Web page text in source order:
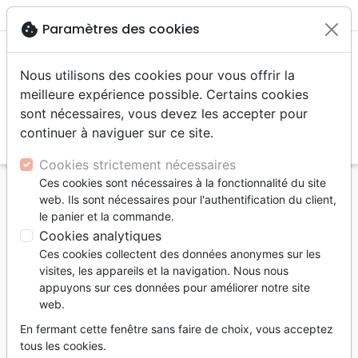
menu
Accueil Auteurs Brobbel Floyd
Floyd Brobbel
Liste des produits par auteur
Filtrertune
Société
cookie Paramètres des cookies
Nous utilisons des cookies pour vous offrir la
meilleure expérience possible. Certains cookies
sont nécessaires, vous devez les accepter pour
continuer à naviguer sur ce site.
Cookies strictement nécessaires
Ces cookies sont nécessaires à la fonctionnalité du site
web. Ils sont nécessaires pour l'authentification du client,
le panier et la commande.
Cookies analytiques
Ces cookies collectent des données anonymes sur les
visites, les appareils et la navigation. Nous nous
appuyons sur ces données pour améliorer notre site
web.
En fermant cette fenêtre sans faire de choix, vous acceptez
tous les cookies.